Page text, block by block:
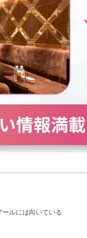
ルには向いている